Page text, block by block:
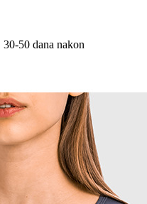
50 dana nakon